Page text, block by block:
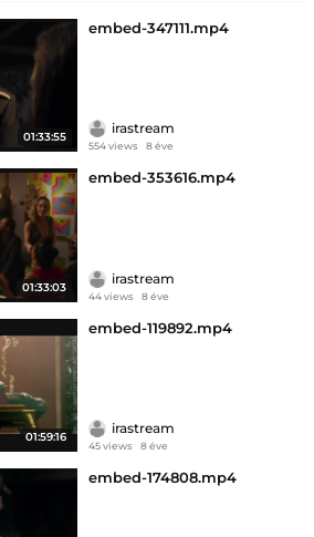
01:33:55
embed-347111.mp4
irastream
554 views 8 éve
01:33:03
embed-353616.mp4
irastream
44 views 8 éve
01:59:16
embed-119892.mp4
irastream
45 views 8 éve
embed-174808.mp4